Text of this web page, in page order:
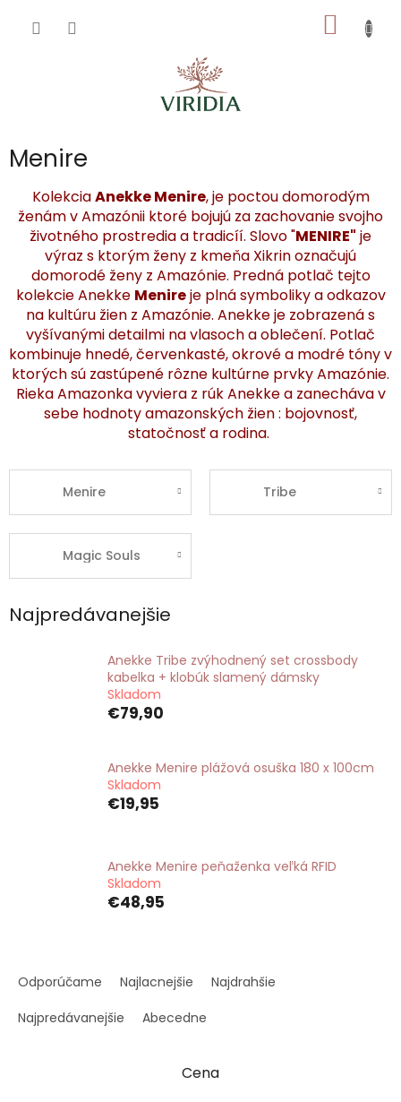
KOŠÍK
Menire
KolekciaAnekke Menire, je poctou domorodým
ženám v Amazónii ktoré bojujú za zachovanie svojho
životného prostredia a tradicíí. Slovo "MENIRE" je
výraz s ktorým ženy z kmeňa Xikrin označujú
domorodé ženy z Amazónie. Predná potlač tejto
kolekcie Anekke Menireje plná symboliky a odkazov
na kultúru žien z Amazónie. Anekke je zobrazená s
vyšívanými detailmi na vlasoch a oblečení. Potlač
kombinuje hnedé, červenkasté, okrové a modré tóny v
ktorých sú zastúpené rôzne kultúrne prvky Amazónie.
Rieka Amazonka vyviera z rúk Anekke a zanecháva v
sebe hodnoty amazonských žien : bojovnosť,
statočnosť a rodina.
Menire Tribe
Magic Souls
Najpredávanejšie
Anekke Tribe zvýhodnený set crossbody
kabelka + klobúk slamený dámsky
Skladom
€79,90
Anekke Menire plážová osuška 180 x 100cm
Skladom
€19,95
Anekke Menire peňaženka veľká RFID
Skladom
€48,95
a
e
Odporúčame Najlacnejšie
Najdrahšie
Najpredávanejšie
Abecedne
Cena